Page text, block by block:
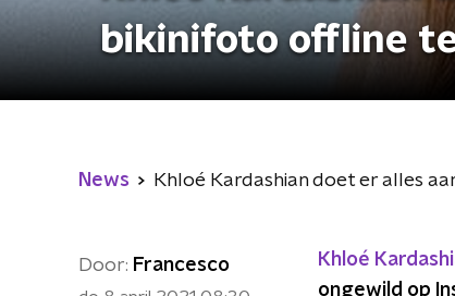
bikinifoto offline
News Khloé Kardashian doet er alles
Door: Francesco Khloé
ongewild op